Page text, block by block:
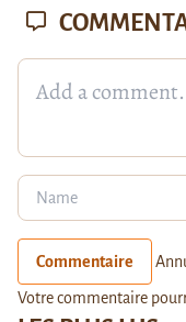
Commentaire
Votre commentaire